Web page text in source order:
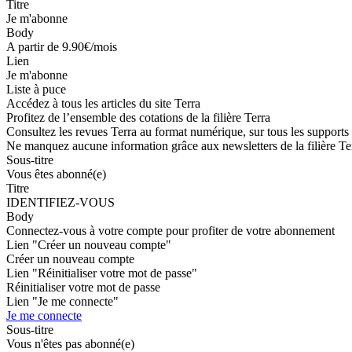
Titre
Je m'abonne
Body
A partir de 9.90€/mois
Lien
Je m'abonne
Liste à puce
Accédez à tous les articles du site Terra
Profitez de l’ensemble des cotations de la filière Terra
Consultez les revues Terra au format numérique, sur tous les supports
Ne manquez aucune information grâce aux newsletters de la filière
Sous-titre
Vous êtes abonné(e)
Titre
IDENTIFIEZ-VOUS
Body
Connectez-vous à votre compte pour profiter de votre abonnement
Lien "Créer un nouveau compte"
Créer un nouveau compte
Lien "Réinitialiser votre mot de passe"
Réinitialiser votre mot de passe
Lien "Je me connecte"
Je me connecte
Sous-titre
Vous n'êtes pas abonné(e)